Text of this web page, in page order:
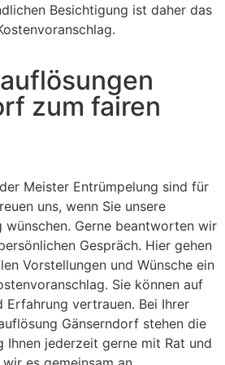
Besichtigung ist daher das
zum fairen
Meister Entrümpelung sind für
uns, wenn Sie unsere
wünschen. Gerne beantworten wir
Gespräch. Hier gehen
Vorstellungen und Wünsche ein
Sie können auf
Erfahrung vertrauen. Bei Ihrer
Gänserndorf stehen die
Ihnen jederzeit gerne mit Rat und